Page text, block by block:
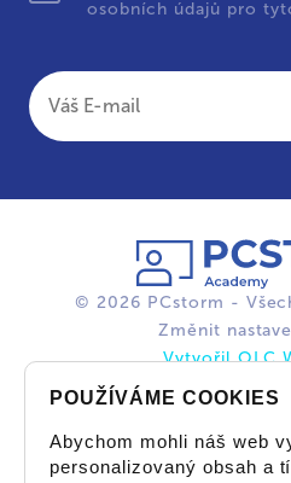
osobních údajů pro
© 2026 PCstorm -
Změnit
Vytvořil OLC
POUŽÍVÁME COOKIES
Abychom mohli náš web
personalizovaný obsah a